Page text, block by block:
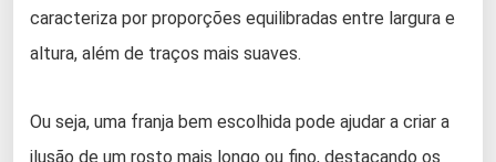
caracteriza por proporções equilibradas entre largura e
altura, além de traços mais suaves.
Ou seja, uma franja bem escolhida pode ajudar a criar a
ilusão de um rosto mais longo ou fino, destacando os